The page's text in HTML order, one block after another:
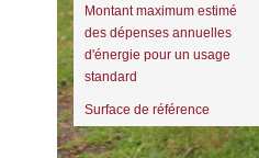
Montant maximum estimé
des dépenses annuelles
d'énergie pour un usage
standard
Surface de référence